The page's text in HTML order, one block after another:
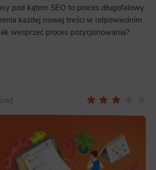
pod kątem SEO to proces długofalowy.
każdej nowej treści w odpowiednim
wesprzeć proces pozycjonowania?